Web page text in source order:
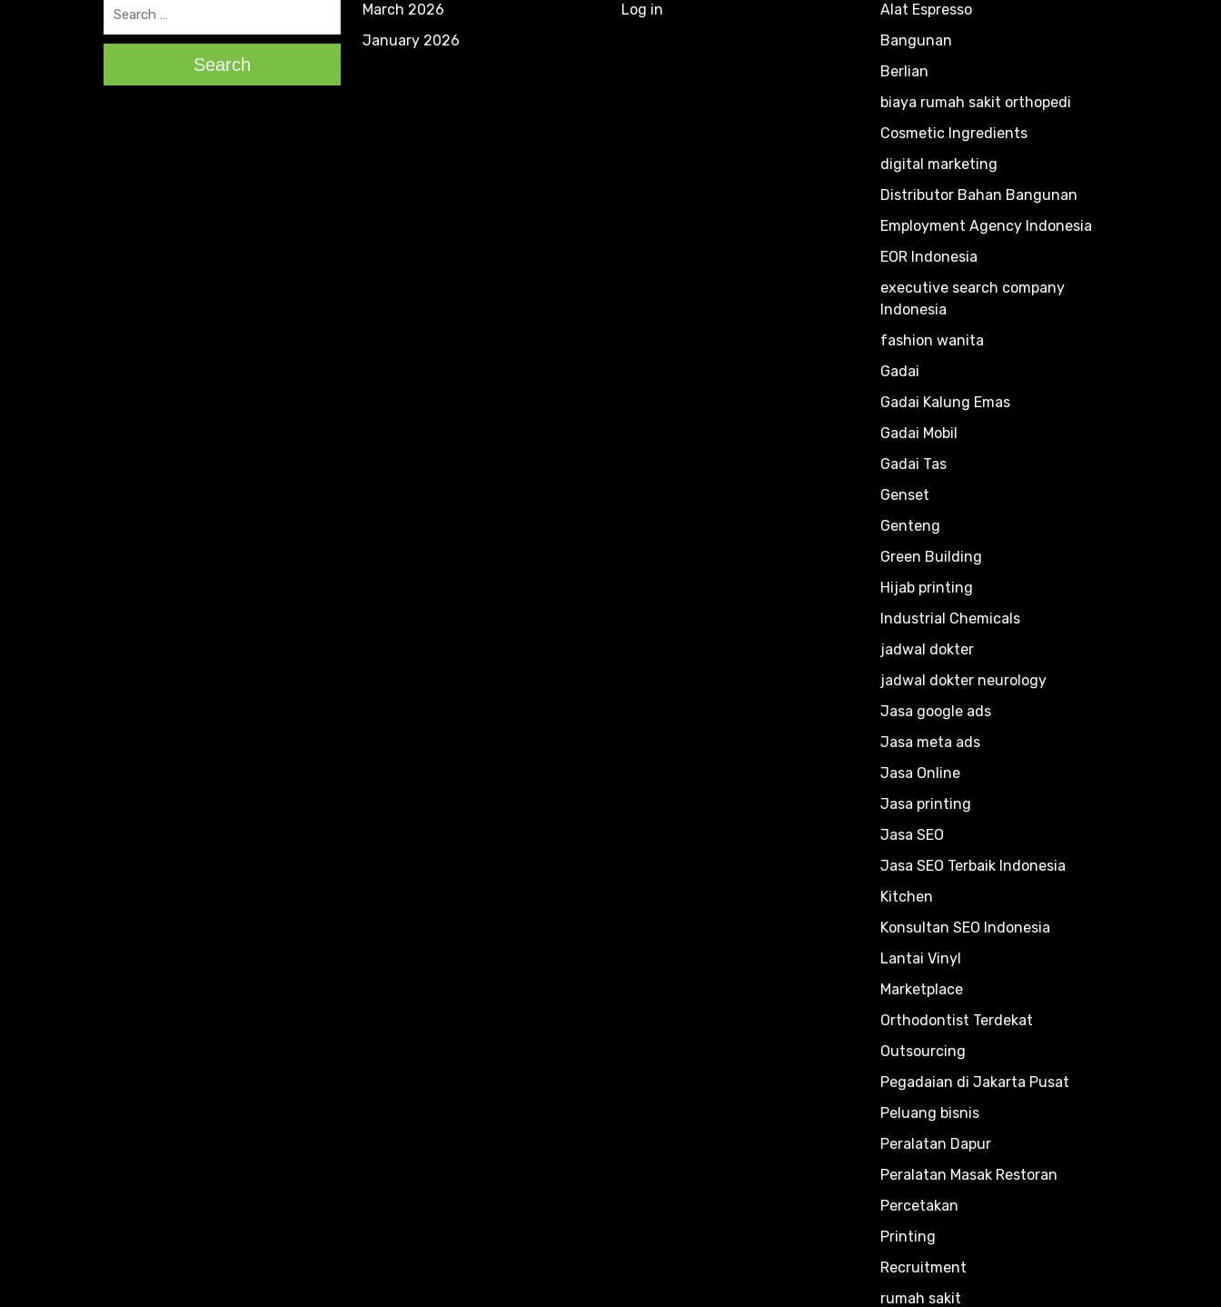
Search
March 2026
January 2026
Log in
Alat Espresso
Bangunan
Berlian
biaya rumah sakit orthopedi
Cosmetic Ingredients
digital marketing
Distributor Bahan Bangunan
Employment Agency Indonesia
EOR Indonesia
executive search company
Indonesia
fashion wanita
Gadai
Gadai Kalung Emas
Gadai Mobil
Gadai Tas
Genset
Genteng
Green Building
Hijab printing
Industrial Chemicals
jadwal dokter
jadwal dokter neurology
Jasa google ads
Jasa meta ads
Jasa Online
Jasa printing
Jasa SEO
Jasa SEO Terbaik Indonesia
Kitchen
Konsultan SEO Indonesia
Lantai Vinyl
Marketplace
Orthodontist Terdekat
Outsourcing
Pegadaian di Jakarta Pusat
Peluang bisnis
Peralatan Dapur
Peralatan Masak Restoran
Percetakan
Printing
Recruitment
rumah sakit